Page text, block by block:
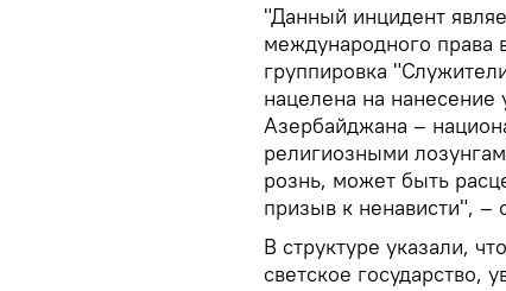
"Данный инцидент
международного права
группировка
нацелена на нанесение
Азербайджана –
религиозными
рознь, может быть
призыв к ненависти", –
В структуре указали,
светское государство,